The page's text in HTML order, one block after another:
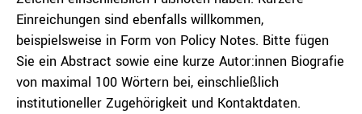
Einreichungen sind ebenfalls willkommen,
beispielsweise in Form von Policy Notes. Bitte fügen
Sie ein Abstract sowie eine kurze Autor:innen Biografie
von maximal 100 Wörtern bei, einschließlich
institutioneller Zugehörigkeit und Kontaktdaten.